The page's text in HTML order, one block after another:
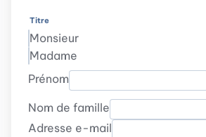
Titre
Monsieur
Madame
Prénom
Nom de famille
Adresse e-mail